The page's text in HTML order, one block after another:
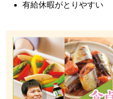
有給休暇がとりやすい